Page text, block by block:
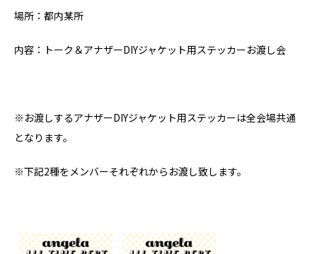
場所：都内某所
内容：トーク＆アナザーDIYジャケット用ステッカーお渡し会
※お渡しするアナザーDIYジャケット用ステッカーは全会場共通
となります。
※下記2種をメンバーそれぞれからお渡し致します。